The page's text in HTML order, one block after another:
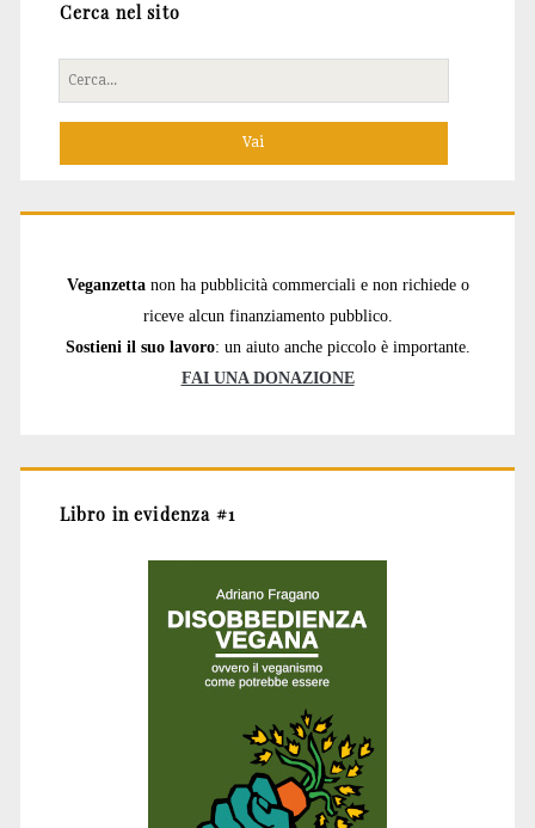
Cerca nel sito
Cerca
per:
Veganzetta non ha pubblicità commerciali e non richiede o
riceve alcun finanziamento pubblico.
Sostieni il suo lavoro: un aiuto anche piccolo è importante.
FAI UNA DONAZIONE
Libro in evidenza #1